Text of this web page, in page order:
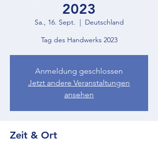
2023
Sa., 16. Sept.
  |
Deutschland
Tag des Handwerks 2023
Anmeldung geschlossen
Jetzt andere Veranstaltungen
ansehen
Zeit & Ort